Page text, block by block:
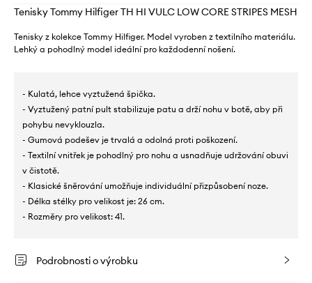
Tenisky Tommy Hilfiger TH HI VULC LOW CORE STRIPES MESH
Tenisky z kolekce Tommy Hilfiger. Model vyroben z textilního materiálu.
Lehký a pohodlný model ideální pro každodenní nošení.
- Kulatá, lehce vyztužená špička.
- Vyztužený patní pult stabilizuje patu a drží nohu v botě, aby při
pohybu nevyklouzla.
- Gumová podešev je trvalá a odolná proti poškození.
- Textilní vnitřek je pohodlný pro nohu a usnadňuje udržování obuvi
v čistotě.
- Klasické šněrování umožňuje individuální přizpůsobení noze.
- Délka stélky pro velikost je: 26 cm.
- Rozměry pro velikost: 41.
Podrobnosti o výrobku